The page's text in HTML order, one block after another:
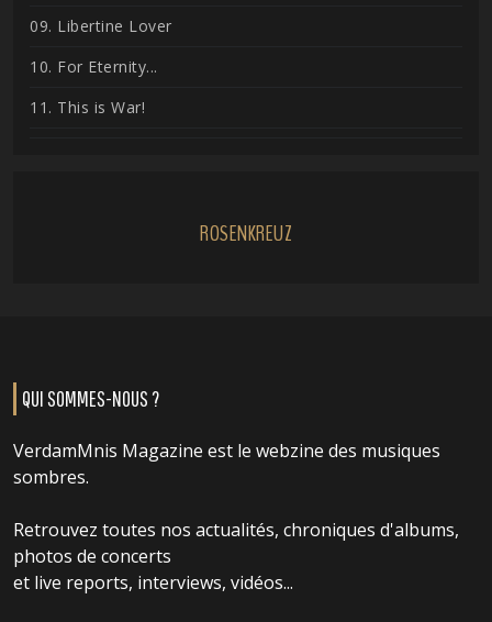
09. Libertine Lover
10. For Eternity...
11. This is War!
ROSENKREUZ
QUI SOMMES-NOUS ?
VerdamMnis Magazine est le webzine des musiques
sombres.
Retrouvez toutes nos actualités, chroniques d'albums,
photos de concerts
et live reports, interviews, vidéos...